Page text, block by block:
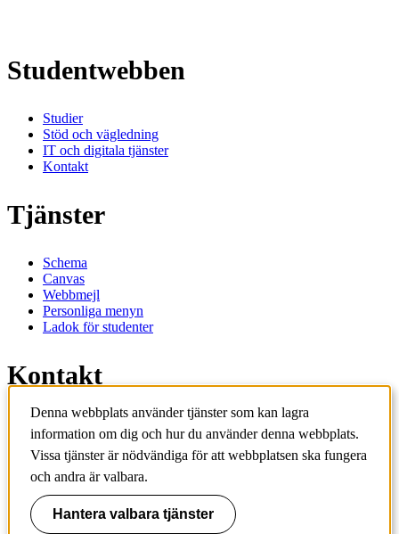
Studentwebben
Studier
Stöd och vägledning
IT och digitala tjänster
Kontakt
Tjänster
Schema
Canvas
Webbmejl
Personliga menyn
Ladok för studenter
Kontakt
Kontakta utbildningsprogram
Kontakta kurs
IT-support
KTH Entré
KTH
Denna webbplats använder tjänster som kan lagra
information om dig och hur du använder denna webbplats.
Vissa tjänster är nödvändiga för att webbplatsen ska fungera
och andra är valbara.
Hantera valbara tjänster